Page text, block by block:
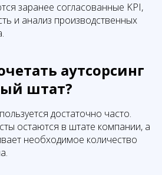
заранее согласованные KPI,
и анализ производственных
аутсорсинг
штат?
достаточно часто.
остаются в штате компании, а
необходимое количество